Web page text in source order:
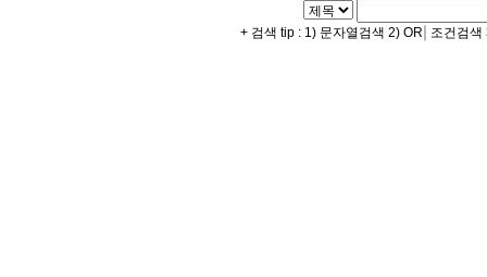
+ 검색 tip : 1) 문자열검색 2) OR| 조건검색